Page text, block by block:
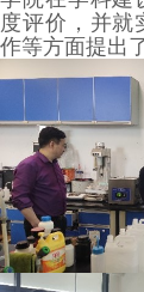
度评价，并就
作等方面提出